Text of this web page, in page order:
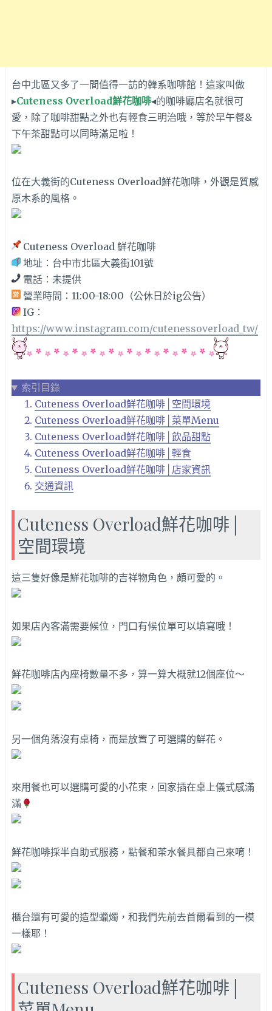
台中北區又多了一間值得一訪的韓系咖啡館！這家叫做
▸Cuteness Overload鮮花咖啡◂的咖啡廳店名就很可
愛，除了咖啡甜點之外也有輕食三明治哦，等於早午餐&
下午茶甜點可以同時滿足啦！
位在大義街的Cuteness Overload鮮花咖啡，外觀是質感
原木系的風格。
Cuteness Overload 鮮花咖啡
地址：台中市北區大義街101號
電話：未提供
營業時間：11:00-18:00（公休日於ig公告）
IG：
https://www.instagram.com/cutenessoverload_tw/
索引目錄
Cuteness Overload鮮花咖啡│空間環境
Cuteness Overload鮮花咖啡│菜單Menu
Cuteness Overload鮮花咖啡│飲品甜點
Cuteness Overload鮮花咖啡│輕食
Cuteness Overload鮮花咖啡│店家資訊
交通資訊
Cuteness Overload鮮花咖啡│
空間環境
這三隻好像是鮮花咖啡的吉祥物角色，頗可愛的。
如果店內客滿需要候位，門口有候位單可以填寫哦！
鮮花咖啡店內座椅數量不多，算一算大概就12個座位～
另一個角落沒有桌椅，而是放置了可選購的鮮花。
來用餐也可以選購可愛的小花束，回家插在桌上儀式感滿
滿
鮮花咖啡採半自助式服務，點餐和茶水餐具都自己來唷！
櫃台還有可愛的造型蠟燭，和我們先前去首爾看到的一模
一樣耶！
Cuteness Overload鮮花咖啡│